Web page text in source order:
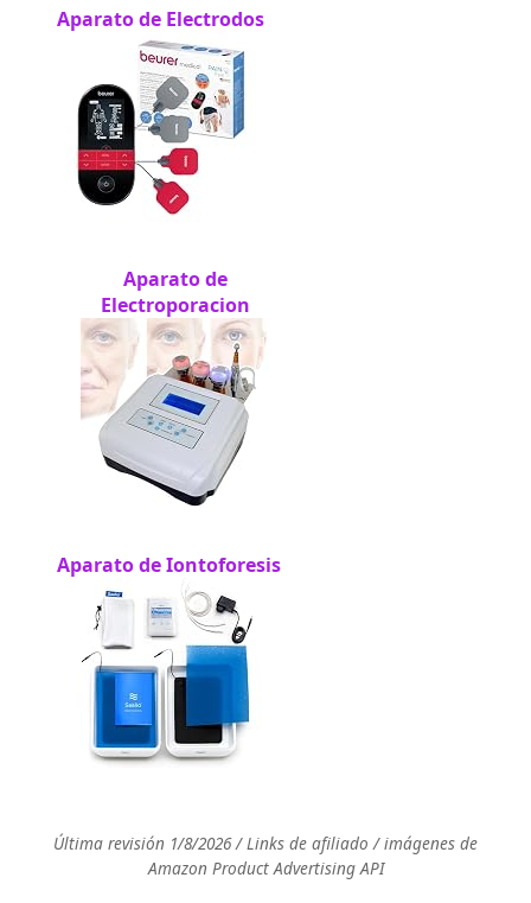
Aparato de Electrodos
Aparato de
Electroporacion
Aparato de Iontoforesis
Última revisión 1/8/2026 / Links de afiliado / imágenes de
Amazon Product Advertising API